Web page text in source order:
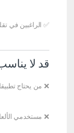
✅ الراغبين في
قد لا
❌ من يحتاج
❌ مستخدمي